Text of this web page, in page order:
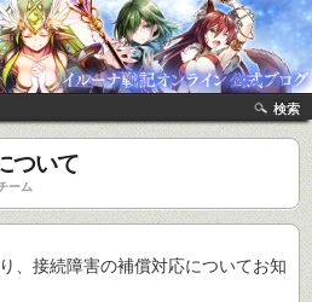
検索
ついて
ーム
、接続障害の補償対応についてお知